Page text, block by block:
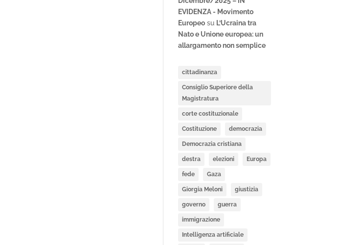
EVIDENZA - Movimento
Europeo su L’Ucraina tra
Nato e Unione europea: un
allargamento non semplice
cittadinanza
Consiglio Superiore della
Magistratura
corte costituzionale
Costituzione democrazia
Democrazia cristiana
destra elezioni Europa
fede Gaza
Giorgia Meloni giustizia
governo guerra
immigrazione
Intelligenza artificiale